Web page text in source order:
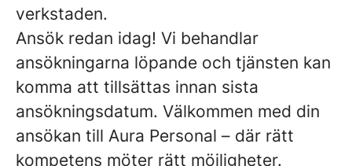
verkstaden.
Ansök redan idag! Vi behandlar
ansökningarna löpande och tjänsten kan
komma att tillsättas innan sista
ansökningsdatum. Välkommen med din
ansökan till Aura Personal – där rätt
kompetens möter rätt möjligheter.